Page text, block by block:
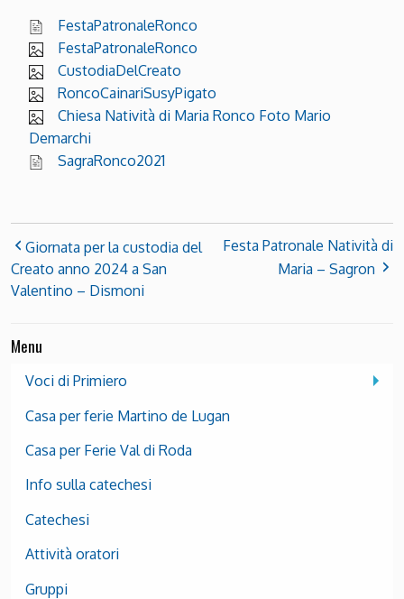
FestaPatronaleRonco
FestaPatronaleRonco
CustodiaDelCreato
RoncoCainariSusyPigato
Chiesa Natività di Maria Ronco Foto Mario
Demarchi
SagraRonco2021
Giornata per la custodia del
Creato anno 2024 a San
Valentino – Dismoni
Festa Patronale Natività di
Maria – Sagron
Menu
Voci di Primiero
Casa per ferie Martino de Lugan
Casa per Ferie Val di Roda
Info sulla catechesi
Catechesi
Attività oratori
Gruppi